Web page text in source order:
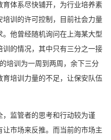
体系尽快铺开，为行业培养素
训的许可控制，目前社会力量
他曾经随机询问在上海某大型
的情况，其中只有三分之一接
培训为一周到两周，余下三分
培训力量的不足，让保安队伍
监管者的思考和行动较为谨
市场来反推。而当前的市场主